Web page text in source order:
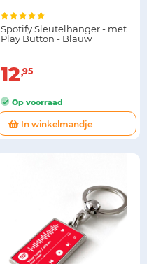
Spotify Sleutelhanger - met
Play Button - Blauw
12 95
Op voorraad
In winkelmandje